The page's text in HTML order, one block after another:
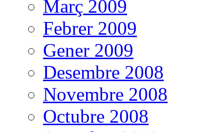
Març 2009
Febrer 2009
Gener 2009
Desembre 2008
Novembre 2008
Octubre 2008